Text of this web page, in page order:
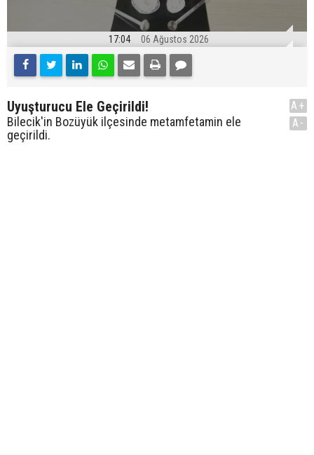
17:04 06 Ağustos 2026
Uyuşturucu Ele Geçirildi!
Bilecik'in Bozüyük ilçesinde metamfetamin ele
geçirildi.
A+
A-